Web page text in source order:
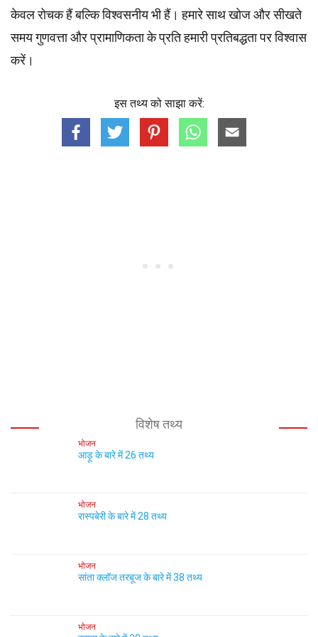
केवल रोचक हैं बल्कि विश्वसनीय भी हैं। हमारे साथ खोज और सीखते
समय गुणवत्ता और प्रामाणिकता के प्रति हमारी प्रतिबद्धता पर विश्वास
करें।
इस तथ्य को साझा करें:
विशेष तथ्य
भोजन
आड़ू के बारे में 26 तथ्य
भोजन
रास्पबेरी के बारे में 28 तथ्य
भोजन
सांता क्लॉज तरबूज के बारे में 38 तथ्य
भोजन